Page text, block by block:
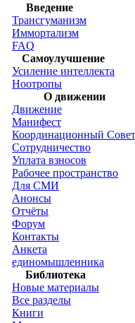
Введение
Трансгуманизм
Иммортализм
FAQ
Самоулучшение
Усиление интеллекта
Ноотропы
О движении
Движение
Манифест
Координационный Совет
Сотрудничество
Уплата взносов
Рабочее пространство
Для СМИ
Анонсы
Отчёты
Форум
Контакты
Анкета
единомышленника
Библиотека
Новые материалы
Все разделы
Книги